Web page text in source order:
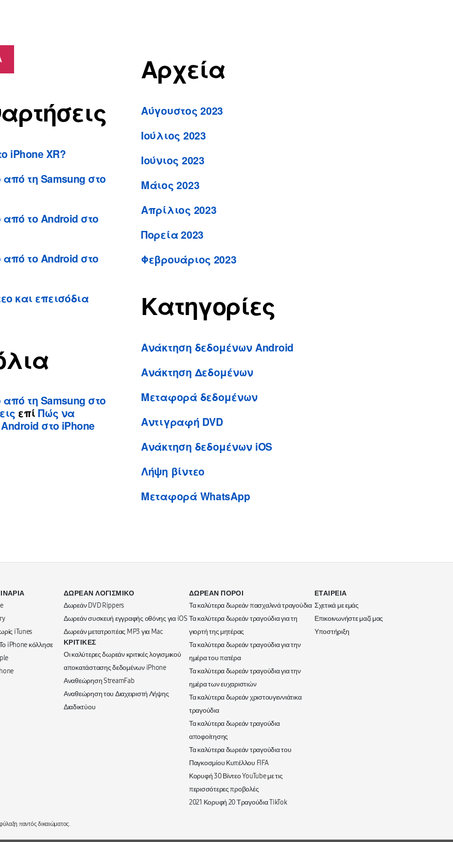
iPhone XR?
τη Samsung στο
το Android στο
το Android στο
και επεισόδια
τη Samsung στο
επίΠώς να
στο iPhone
Αρχεία
Αύγουστος 2023
Ιούλιος 2023
Ιούνιος 2023
Μάιος 2023
Απρίλιος 2023
Πορεία 2023
Φεβρουάριος 2023
Κατηγορίες
Ανάκτηση δεδομένων Android
Ανάκτηση Δεδομένων
Μεταφορά δεδομένων
Αντιγραφή DVD
Ανάκτηση δεδομένων iOS
Λήψη βίντεο
Μεταφορά WhatsApp
iTunes
iPhone κόλλησε
ΔΩΡΕΆΝ ΛΟΓΙΣΜΙΚΌ
Δωρεάν DVD Rippers
Δωρεάν συσκευή εγγραφής οθόνης για iOS
Δωρεάν μετατροπέας MP3 για Mac
ΚΡΙΤΙΚΈΣ
Οι καλύτερες δωρεάν κριτικές λογισμικού
αποκατάστασης δεδομένων iPhone
Αναθεώρηση StreamFab
Αναθεώρηση του Διαχειριστή Λήψης
Διαδικτύου
ΔΩΡΕΆΝ ΠΌΡΟΙ
Τα καλύτερα δωρεάν πασχαλινά τραγούδια
Τα καλύτερα δωρεάν τραγούδια για τη
γιορτή της μητέρας
Τα καλύτερα δωρεάν τραγούδια για την
ημέρα του πατέρα
Τα καλύτερα δωρεάν τραγούδια για την
ημέρα των ευχαριστιών
Τα καλύτερα δωρεάν χριστουγεννιάτικα
τραγούδια
Τα καλύτερα δωρεάν τραγούδια
αποφοίτησης
Τα καλύτερα δωρεάν τραγούδια του
Παγκοσμίου Κυπέλλου FIFA
Κορυφή 30 Βίντεο YouTube με τις
περισσότερες προβολές
2021 Κορυφή 20 Τραγούδια TikTok
ΕΤΑΙΡΕΊΑ
Σχετικά με εμάς
Επικοινωνήστε μαζί μας
Υποστήριξη
παντός δικαιώματος.